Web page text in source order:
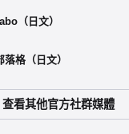
（日文）
格（日文）
查看其他官方社群媒體